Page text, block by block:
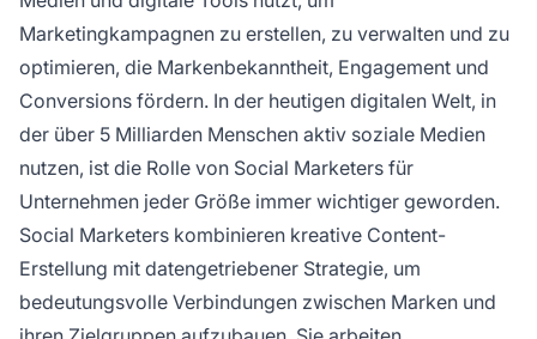
Marketingkampagnen zu erstellen, zu verwalten und zu
optimieren, die Markenbekanntheit, Engagement und
Conversions fördern. In der heutigen digitalen Welt, in
der über 5 Milliarden Menschen aktiv soziale Medien
nutzen, ist die Rolle von Social Marketers für
Unternehmen jeder Größe immer wichtiger geworden.
Social Marketers kombinieren kreative Content-
Erstellung mit datengetriebener Strategie, um
bedeutungsvolle Verbindungen zwischen Marken und